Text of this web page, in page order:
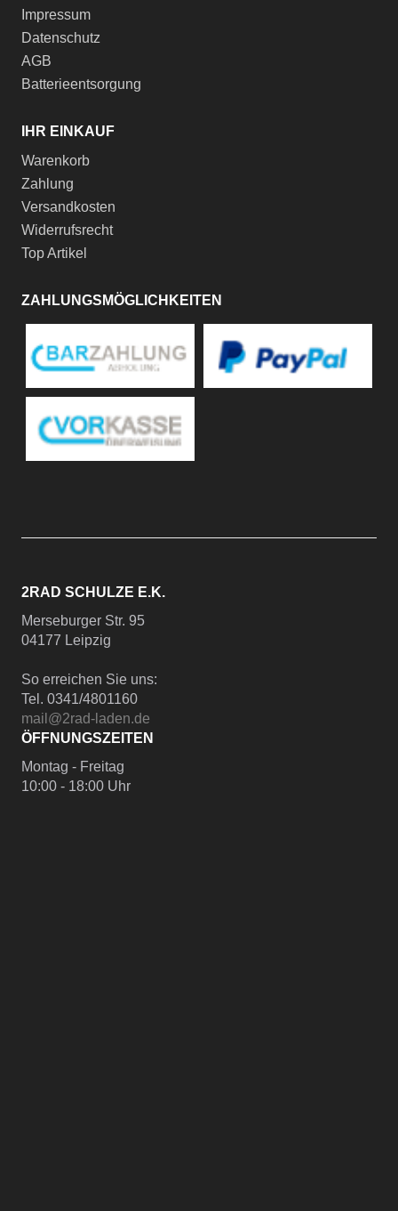
Impressum
Datenschutz
AGB
Batterieentsorgung
IHR EINKAUF
Warenkorb
Zahlung
Versandkosten
Widerrufsrecht
Top Artikel
ZAHLUNGSMÖGLICHKEITEN
2RAD SCHULZE E.K.
Merseburger Str. 95
04177 Leipzig
So erreichen Sie uns:
Tel. 0341/4801160
mail@2rad-laden.de
ÖFFNUNGSZEITEN
Montag - Freitag
10:00 - 18:00 Uhr